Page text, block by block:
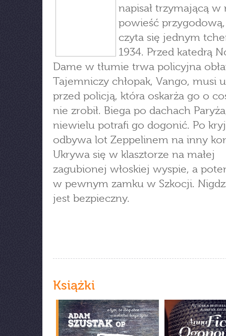
napisał trzymającą w
powieść
czyta się jednym
1934. Przed katedrą
Dame w tłumie trwa policyjna
Tajemniczy chłopak, Vango, musi
przed policją, która oskarża go o
nie zrobił. Biega po dachach
niewielu potrafi go dogonić. Po
odbywa lot Zeppelinem na inny
Ukrywa się w klasztorze na małej
zagubionej włoskiej wyspie, a
w pewnym zamku w Szkocji.
jest bezpieczny.
Książki